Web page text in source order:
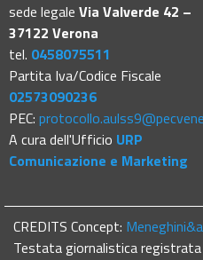
sede legale Via Valverde 42 –
37122 Verona
tel. 0458075511
Partita Iva/Codice Fiscale
02573090236
PEC:
A cura dell'Ufficio URP
Comunicazione e Marketing
CREDITS Concept:
Testata giornalistica registrata